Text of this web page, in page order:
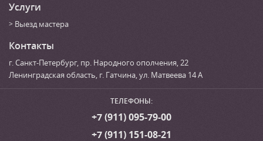
Услуги
Выезд мастера
Контакты
г. Санкт-Петербург, пр. Народного ополчения, 22
Ленинградская область, г. Гатчина,ул. Матвеева 14 А
ТЕЛЕФОНЫ:
+7 (911) 095-79-00
+7 (911) 151-08-21